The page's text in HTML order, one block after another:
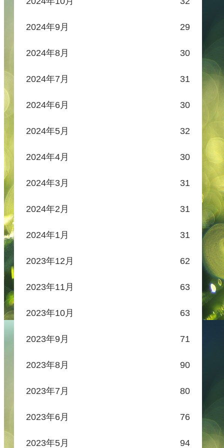
2024年9月 29
2024年8月 30
2024年7月 31
2024年6月 30
2024年5月 32
2024年4月 30
2024年3月 31
2024年2月 31
2024年1月 31
2023年12月 62
2023年11月 63
2023年10月 63
2023年9月 71
2023年8月 90
2023年7月 80
2023年6月 76
2023年5月 94